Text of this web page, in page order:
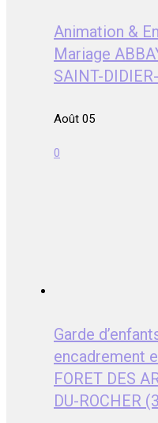
Animation &
Mariage
SAINT-
Août 05
0
Garde
encadrement
FORET DES
DU-ROCHER